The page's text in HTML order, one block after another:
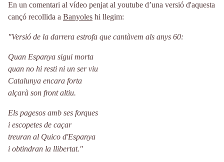
En un comentari al vídeo penjat al youtube d’una versió d'aquesta
cançó recollida a Banyoles hi llegim:
"Versió de la darrera estrofa que cantàvem als anys 60:
Quan Espanya sigui morta
quan no hi resti ni un ser viu
Catalunya encara forta
alçarà son front altiu.
Els pagesos amb ses forques
i escopetes de caçar
treuran al Quico d'Espanya
i obtindran la llibertat."